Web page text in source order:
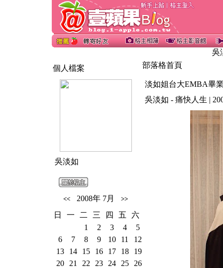
吳
個人檔案
吳淡如
<< 2008年 7月 >>
日 一 二 三 四 五
六
1
2 3 4
5
6
7 8 9 10 11
12
13
14 15 16 17 18
19
20
21 22 23 24 25
26
部落格首頁
淡如姐台大EMBA畢
吳淡如 - 痛快人生 |